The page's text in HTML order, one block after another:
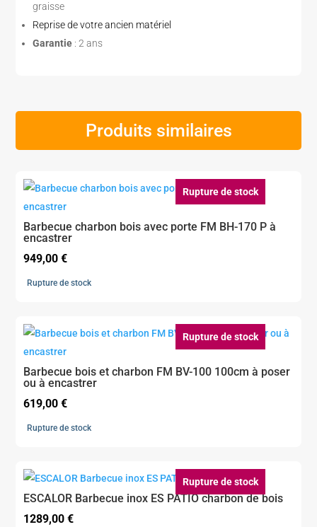
graisse
Reprise de votre ancien matériel
Garantie : 2 ans
Produits similaires
Rupture de stock
Barbecue charbon bois avec porte FM BH-170 P à
encastrer
949,00€
Rupture de stock
Rupture de stock
Barbecue bois et charbon FM BV-100 100cm à poser
ou à encastrer
619,00€
Rupture de stock
Rupture de stock
ESCALOR Barbecue inox ES PATIO charbon de bois
1289,00€